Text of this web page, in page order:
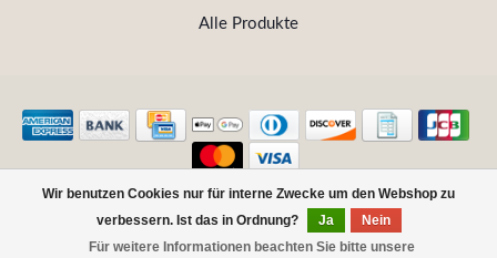
Wir benutzen Cookies nur für interne Zwecke um den Webshop zu
verbessern. Ist das in Ordnung?
Ja
Nein
Für weitere Informationen beachten Sie bitte unsere
Alle Produkte
© Copyright 2026 WEINHERZ Kitzbühel - Die VINOTHEK in